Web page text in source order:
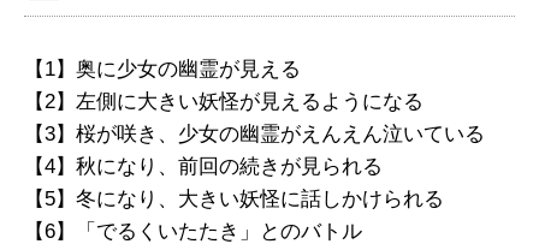
【1】奥に少女の幽霊が見える
【2】左側に大きい妖怪が見えるようになる
【3】桜が咲き、少女の幽霊がえんえん泣いている
【4】秋になり、前回の続きが見られる
【5】冬になり、大きい妖怪に話しかけられる
【6】「でるくいたたき」とのバトル